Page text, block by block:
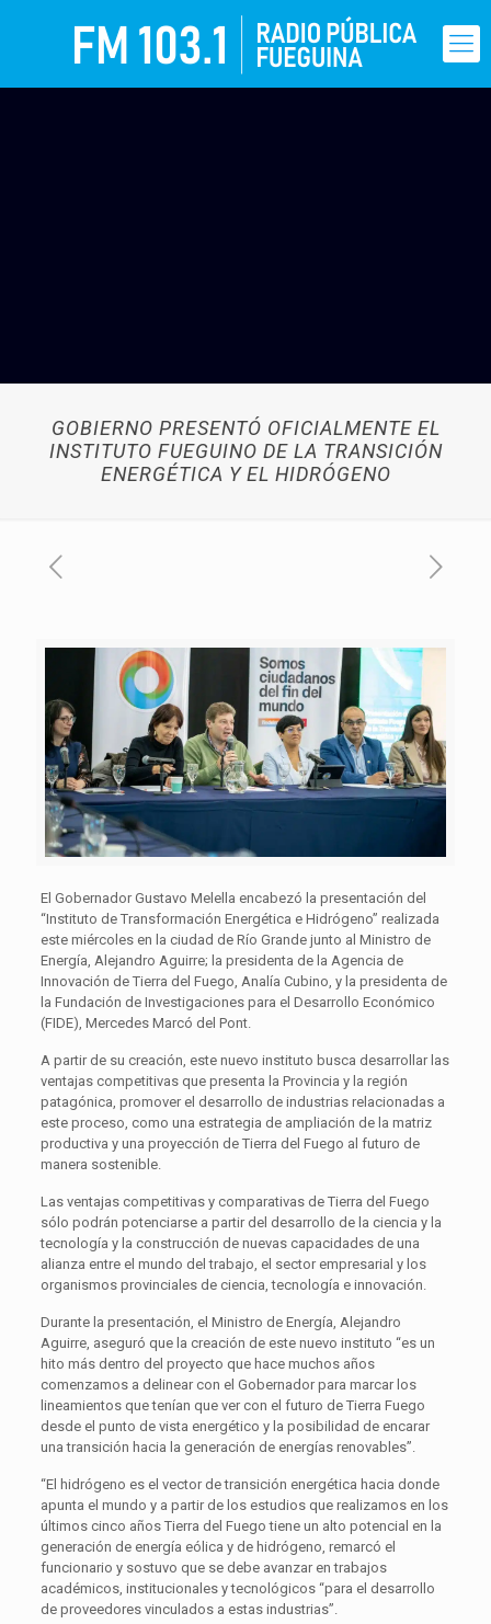
GOBIERNO PRESENTÓ OFICIALMENTE EL
INSTITUTO FUEGUINO DE LA TRANSICIÓN
ENERGÉTICA Y EL HIDRÓGENO
El Gobernador Gustavo Melella encabezó la presentación del
“Instituto de Transformación Energética e Hidrógeno” realizada
este miércoles en la ciudad de Río Grande junto al Ministro de
Energía, Alejandro Aguirre; la presidenta de la Agencia de
Innovación de Tierra del Fuego, Analía Cubino, y la presidenta de
la Fundación de Investigaciones para el Desarrollo Económico
(FIDE), Mercedes Marcó del Pont.
A partir de su creación, este nuevo instituto busca desarrollar las
ventajas competitivas que presenta la Provincia y la región
patagónica, promover el desarrollo de industrias relacionadas a
este proceso, como una estrategia de ampliación de la matriz
productiva y una proyección de Tierra del Fuego al futuro de
manera sostenible.
Las ventajas competitivas y comparativas de Tierra del Fuego
sólo podrán potenciarse a partir del desarrollo de la ciencia y la
tecnología y la construcción de nuevas capacidades de una
alianza entre el mundo del trabajo, el sector empresarial y los
organismos provinciales de ciencia, tecnología e innovación.
Durante la presentación, el Ministro de Energía, Alejandro
Aguirre, aseguró que la creación de este nuevo instituto “es un
hito más dentro del proyecto que hace muchos años
comenzamos a delinear con el Gobernador para marcar los
lineamientos que tenían que ver con el futuro de Tierra Fuego
desde el punto de vista energético y la posibilidad de encarar
una transición hacia la generación de energías renovables”.
“El hidrógeno es el vector de transición energética hacia donde
apunta el mundo y a partir de los estudios que realizamos en los
últimos cinco años Tierra del Fuego tiene un alto potencial en la
generación de energía eólica y de hidrógeno, remarcó el
funcionario y sostuvo que se debe avanzar en trabajos
académicos, institucionales y tecnológicos “para el desarrollo
de proveedores vinculados a estas industrias”.